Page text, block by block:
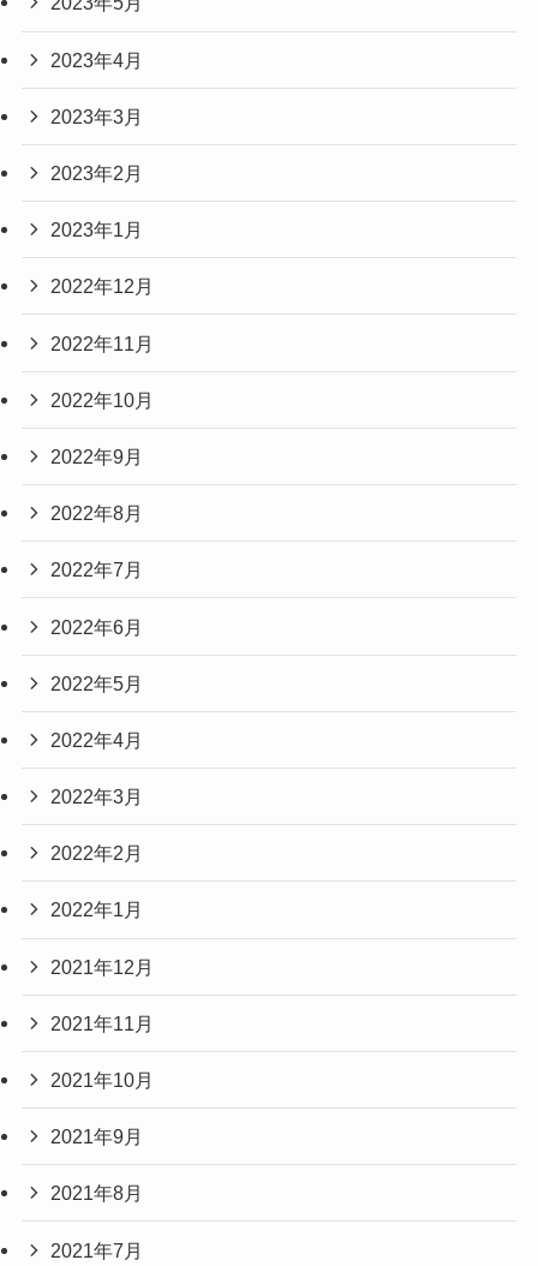
2023年4月
2023年3月
2023年2月
2023年1月
2022年12月
2022年11月
2022年10月
2022年9月
2022年8月
2022年7月
2022年6月
2022年5月
2022年4月
2022年3月
2022年2月
2022年1月
2021年12月
2021年11月
2021年10月
2021年9月
2021年8月
2021年7月